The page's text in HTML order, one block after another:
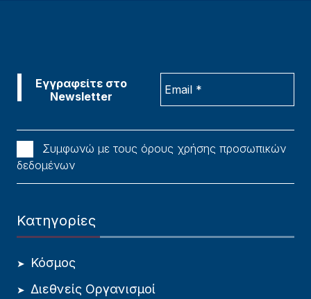
Συμφωνώ με τους όρους χρήσης προσωπικών
δεδομένων
Κατηγορίες
Κόσμος
Διεθνείς Οργανισμοί